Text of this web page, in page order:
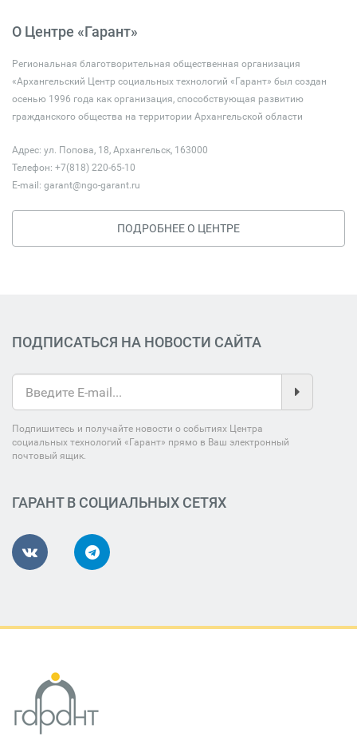
О Центре «Гарант»
Региональная благотворительная общественная организация
«Архангельский Центр социальных технологий «Гарант» был создан
осенью 1996 года как организация, способствующая развитию
гражданского общества на территории Архангельской области
Адрес: ул. Попова, 18, Архангельск, 163000
Телефон: +7(818) 220-65-10
E-mail: garant@ngo-garant.ru
ПОДРОБНЕЕ О ЦЕНТРЕ
ПОДПИСАТЬСЯ НА НОВОСТИ САЙТА
Подпишитесь и получайте новости о событиях Центра
социальных технологий «Гарант» прямо в Ваш электронный
почтовый ящик.
ГАРАНТ В СОЦИАЛЬНЫХ СЕТЯХ